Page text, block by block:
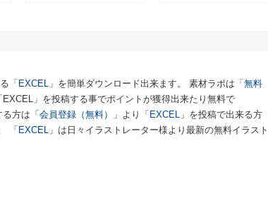
「 EXCEL 」を簡単ダウンロード出来ます。 素材ラボは「 無料
EXCEL」を投稿する事でポイントが獲得出来たり無料で
方は「 会員登録（無料） 」より「 EXCEL 」を投稿で出来る方
「 EXCEL 」は日々イラストレーター様より最新の無料イラスト